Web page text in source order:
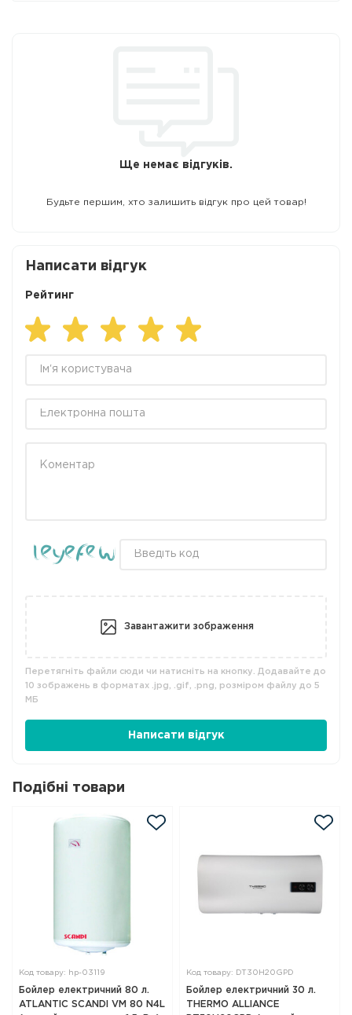
Ще немає відгуків.
Будьте першим, хто залишить відгук про цей товар!
Написати відгук
Рейтинг
Завантажити зображення
Перетягніть файли сюди чи натисніть на кнопку. Додавайте до
10 зображень в форматах .jpg, .gif, .png, розміром файлу до 5
МБ
Написати відгук
Подібні товари
Код товару: hp-03119
Бойлер електричний 80 л.
ATLANTIC SCANDI VM 80 N4L
Код товару: DT30H20GPD
Бойлер електричний 30 л.
THERMO ALLIANCE